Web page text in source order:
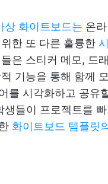
상 화이트보드는 온
한 또 다른 훌륭한
은 스티커 메모, 드
기능을 통해 함께
를 시각화하고 공유
생들이 프로젝트를
화이트보드 템플릿